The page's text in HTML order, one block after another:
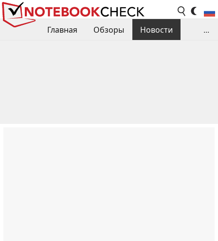
Главная Обзоры
Новости
...